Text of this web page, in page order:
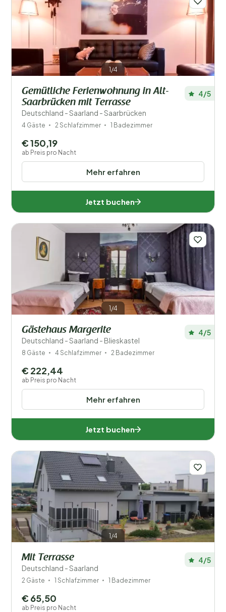
1/4
Gemütliche Ferienwohnung in Alt-
Saarbrücken mit Terrasse
Deutschland - Saarland - Saarbrücken
4/5
4 Gäste 2 Schlafzimmer 1 Badezimmer
Mehr erfahren
€ 150,19
ab Preis pro Nacht
Jetzt buchen
1/4
Gästehaus Margerite
Deutschland - Saarland - Blieskastel
4/5
8 Gäste 4 Schlafzimmer 2 Badezimmer
Mehr erfahren
€ 222,44
ab Preis pro Nacht
Jetzt buchen
1/4
Mit Terrasse
Deutschland - Saarland
4/5
2 Gäste 1 Schlafzimmer 1 Badezimmer
€ 65,50
ab Preis pro Nacht